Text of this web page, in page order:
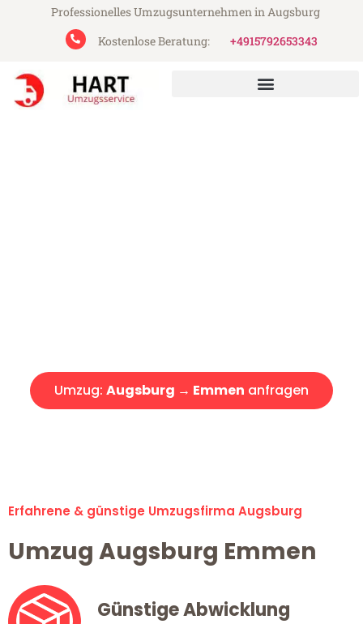
Professionelles Umzugsunternehmen in Augsburg
Kostenlose Beratung:
+4915792653343
Umzug: Augsburg → Emmen anfragen
Erfahrene & günstige Umzugsfirma Augsburg
Umzug Augsburg Emmen
Günstige Abwicklung